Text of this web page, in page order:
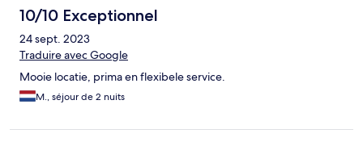
10/10 Exceptionnel
24 sept. 2023
Traduire avec Google
Mooie locatie, prima en flexibele service.
M., séjour de 2 nuits